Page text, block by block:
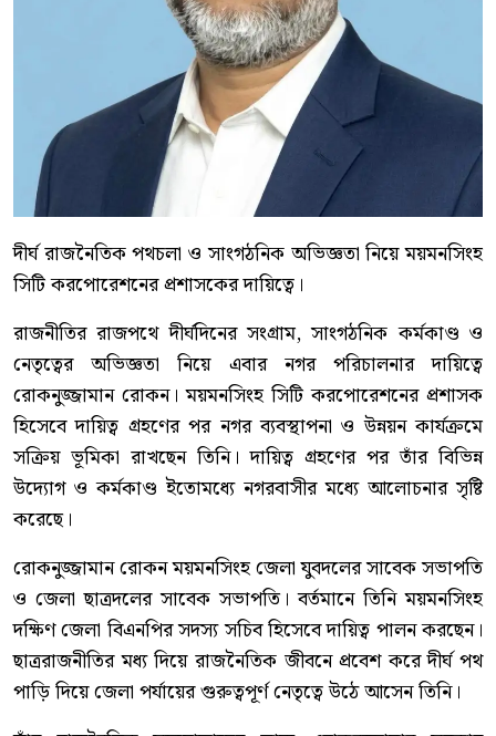
দীর্ঘ রাজনৈতিক পথচলা ও সাংগঠনিক অভিজ্ঞতা নিয়ে ময়মনসিংহ
সিটি করপোরেশনের প্রশাসকের দায়িত্বে।
রাজনীতির রাজপথে দীর্ঘদিনের সংগ্রাম, সাংগঠনিক কর্মকাণ্ড ও
নেতৃত্বের অভিজ্ঞতা নিয়ে এবার নগর পরিচালনার দায়িত্বে
রোকনুজ্জামান রোকন। ময়মনসিংহ সিটি করপোরেশনের প্রশাসক
হিসেবে দায়িত্ব গ্রহণের পর নগর ব্যবস্থাপনা ও উন্নয়ন কার্যক্রমে
সক্রিয় ভূমিকা রাখছেন তিনি। দায়িত্ব গ্রহণের পর তাঁর বিভিন্ন
উদ্যোগ ও কর্মকাণ্ড ইতোমধ্যে নগরবাসীর মধ্যে আলোচনার সৃষ্টি
করেছে।
রোকনুজ্জামান রোকন ময়মনসিংহ জেলা যুবদলের সাবেক সভাপতি
ও জেলা ছাত্রদলের সাবেক সভাপতি। বর্তমানে তিনি ময়মনসিংহ
দক্ষিণ জেলা বিএনপির সদস্য সচিব হিসেবে দায়িত্ব পালন করছেন।
ছাত্ররাজনীতির মধ্য দিয়ে রাজনৈতিক জীবনে প্রবেশ করে দীর্ঘ পথ
পাড়ি দিয়ে জেলা পর্যায়ের গুরুত্বপূর্ণ নেতৃত্বে উঠে আসেন তিনি।